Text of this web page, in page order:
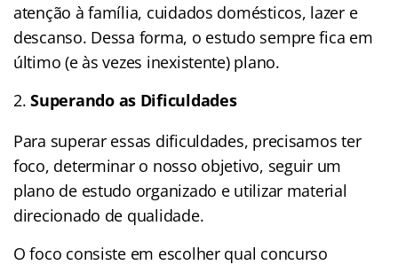
atenção à família, cuidados domésticos, lazer e
descanso. Dessa forma, o estudo sempre fica em
último (e às vezes inexistente) plano.
Superando as Dificuldades
Para superar essas dificuldades, precisamos ter
foco, determinar o nosso objetivo, seguir um
plano de estudo organizado e utilizar material
direcionado de qualidade.
O foco consiste em escolher qual concurso